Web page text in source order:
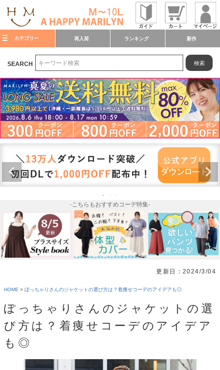
カテゴリー 再入荷 ランキング 新作
SEARCH 検索
-こちらもおすすめコーデ特集-
更新日：2024/3/04
HOME > ぽっちゃりさんのジャケットの選び方は？着痩せコーデのアイデアも◎
ぽっちゃりさんのジャケットの選
び方は？着痩せコーデのアイデア
も◎